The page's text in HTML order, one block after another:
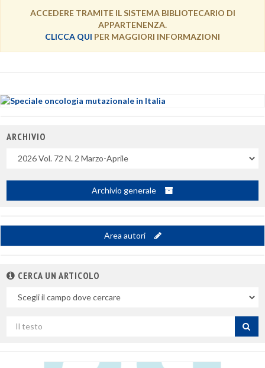
ACCEDERE TRAMITE IL SISTEMA BIBLIOTECARIO DI
APPARTENENZA.
CLICCA QUI PER MAGGIORI INFORMAZIONI
ARCHIVIO
Uscite
Archivio generale
Area autori
CERCA UN ARTICOLO
Nel
Cerca